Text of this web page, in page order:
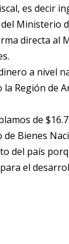
es decir
Ministerio
directa al
a nivel
Región de
de
Bienes
del país
el